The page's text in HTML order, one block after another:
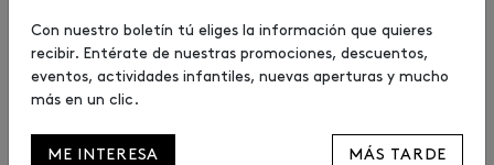
Con nuestro boletín tú eliges la información que quieres
recibir. Entérate de nuestras promociones, descuentos,
eventos, actividades infantiles, nuevas aperturas y mucho
más en un clic.
ME INTERESA MÁS TARDE